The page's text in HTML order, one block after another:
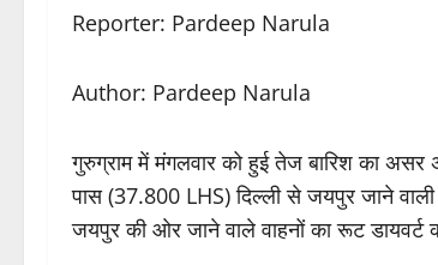
Reporter: Pardeep Narula
Author: Pardeep Narula
गुरुग्राम में मंगलवार को हुई तेज बारिश का
पास (37.800 LHS) दिल्ली से जयपुर जाने
जयपुर की ओर जाने वाले वाहनों का रूट डायवर्ट